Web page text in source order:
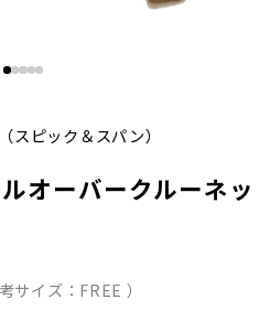
（スピック＆スパン）
オーバークルーネッ
サイズ：FREE ）